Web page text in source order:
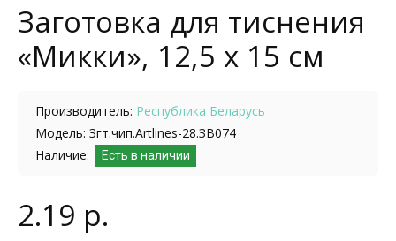
Заготовка для тиснения
«Микки», 12,5 х 15 см
Производитель: Республика Беларусь
Модель: Згт.чип.Artlines-28.ЗВ074
Наличие:
Есть в наличии
2.19 р.